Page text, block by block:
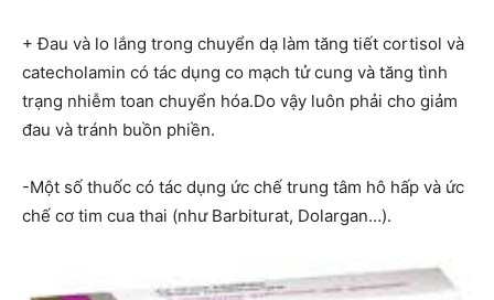
+ Đau và lo lắng trong chuyển dạ làm tăng tiết cortisol và
catecholamin có tác dụng co mạch tử cung và tăng tình
trạng nhiễm toan chuyển hóa.Do vậy luôn phải cho giảm
đau và tránh buồn phiền.
-Một số thuốc có tác dụng ức chế trung tâm hô hấp và ức
chế cơ tim cua thai (như Barbiturat, Dolargan…).